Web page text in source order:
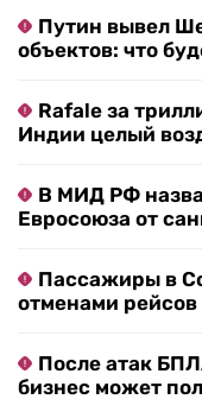
Путин вывел
объектов: что
Rafale за
Индии целый
В МИД РФ
Евросоюза от
Пассажиры в
отменами
После атак
бизнес может